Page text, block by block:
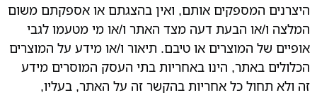
היצרנים המספקים אותם, ואין בהצגתם או אספקתם משום
המלצה ו/או הבעת דעה מצד האתר ו/או מי מטעמו לגבי
אופיים של המוצרים או טיבם. תיאור ו/או מידע על המוצרים
הכלולים באתר, הינו באחריות בתי העסק המוסרים מידע
זה ולא תחול כל אחריות בהקשר זה על האתר, בעליו,